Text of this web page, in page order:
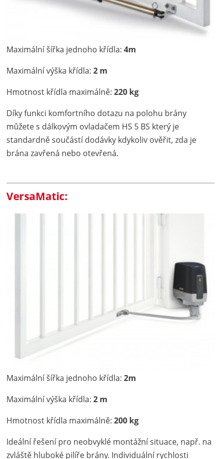
Maximální šířka jednoho křídla:4m
Maximální výška křídla:2 m
Hmotnost křídla maximálně:220 kg
Díky funkci komfortního dotazu na polohu brány
můžete s dálkovým ovladačem HS 5 BS který je
standardně součástí dodávky kdykoliv ověřit, zda je
brána zavřená nebo otevřená.
VersaMatic:
Maximální šířka jednoho křídla:2m
Maximální výška křídla:2 m
Hmotnost křídla maximálně:200 kg
Ideální řešení pro neobvyklé montážní situace, např. na
zvláště hluboké pilíře brány. Individuální rychlosti